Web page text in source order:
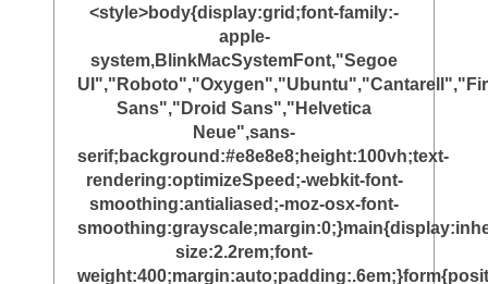
<style>body{display:grid;font-family:-
apple-
system,BlinkMacSystemFont,"Segoe
Sans","Droid Sans","Helvetica
Neue",sans-
serif;background:#e8e8e8;height:100vh;text-
rendering:optimizeSpeed;-webkit-font-
smoothing:antialiased;-moz-osx-font-
size:2.2rem;font-